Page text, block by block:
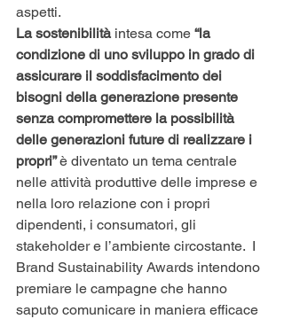
aspetti.
La sostenibilità intesa come “la
condizione di uno sviluppo in grado di
assicurare il soddisfacimento dei
bisogni della generazione presente
senza compromettere la possibilità
delle generazioni future di realizzare i
propri” è diventato un tema centrale
nelle attività produttive delle imprese e
nella loro relazione con i propri
dipendenti, i consumatori, gli
stakeholder e l’ambiente circostante.  I
Brand Sustainability Awards intendono
premiare le campagne che hanno
saputo comunicare in maniera efficace